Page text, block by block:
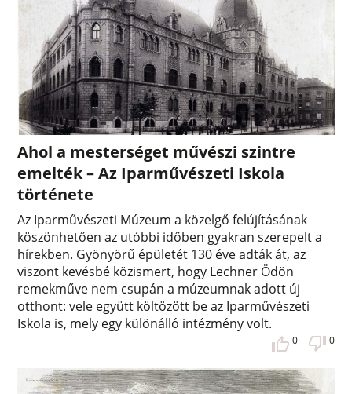
Ahol a mesterséget művészi szintre
emelték – Az Iparművészeti Iskola
története
Az Iparművészeti Múzeum a közelgő felújításának
köszönhetően az utóbbi időben gyakran szerepelt a
hírekben. Gyönyörű épületét 130 éve adták át, az
viszont kevésbé közismert, hogy Lechner Ödön
remekműve nem csupán a múzeumnak adott új
otthont: vele együtt költözött be az Iparművészeti
Iskola is, mely egy különálló intézmény volt.
0 0